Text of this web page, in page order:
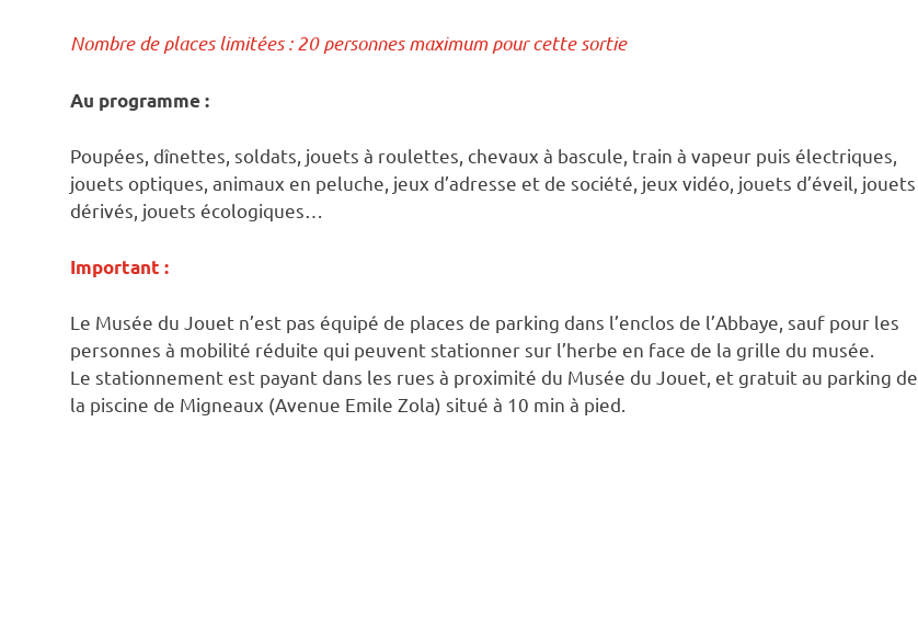
Nombre de places limitées : 20 personnes maximum pour cette sortie
Au programme :
Poupées, dînettes, soldats, jouets à roulettes, chevaux à bascule, train à vapeur puis électriques,
jouets optiques, animaux en peluche, jeux d’adresse et de société, jeux vidéo, jouets d’éveil, jouets
dérivés, jouets écologiques…
Important :
Le Musée du Jouet n’est pas équipé de places de parking dans l’enclos de l’Abbaye, sauf pour les
personnes à mobilité réduite qui peuvent stationner sur l’herbe en face de la grille du musée.
Le stationnement est payant dans les rues à proximité du Musée du Jouet, et gratuit au parking de
la piscine de Migneaux (Avenue Emile Zola) situé à 10 min à pied.